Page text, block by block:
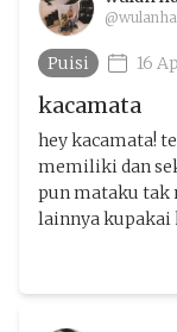
Puisi 16
kacamata
hey kacamata!
memiliki dan
pun mataku tak
lainnya kupakai